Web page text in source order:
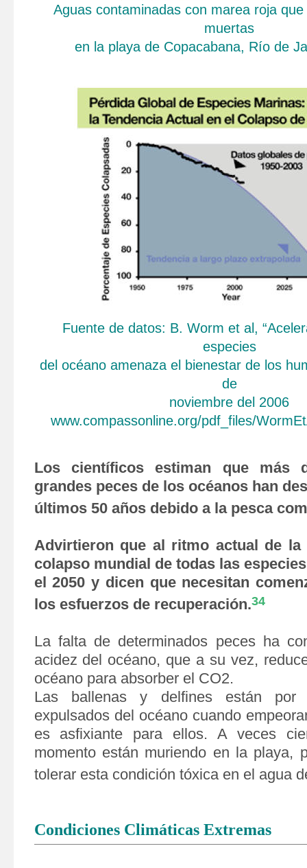
Aguas contaminadas con marea roja
muertas
en la playa de Copacabana, Río de
Fuente de datos: B. Worm et al,
especies
del océano amenaza el bienestar de los
de
noviembre del 2006
www.compassonline.org/pdf_files/
Los científicos estiman que más
grandes peces de los océanos han
últimos 50 años debido a la pesca
Advirtieron que al ritmo actual de la
colapso mundial de todas las
el 2050 y dicen que necesitan
los esfuerzos de recuperación.34
La falta de determinados peces ha
acidez del océano, que a su vez,
océano para absorber el CO2.
Las ballenas y delfines están por
expulsados del océano cuando
es asfixiante para ellos. A veces
momento están muriendo en la playa,
tolerar esta condición tóxica en el agua
Condiciones Climáticas Extremas